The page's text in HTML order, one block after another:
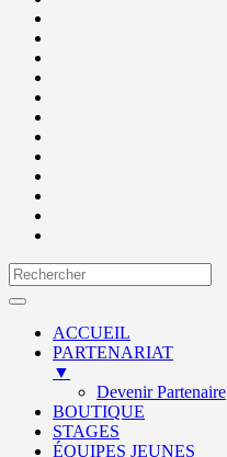
ACCUEIL
PARTENARIAT
▼
Devenir Partenaire
BOUTIQUE
STAGES
ÉQUIPES JEUNES